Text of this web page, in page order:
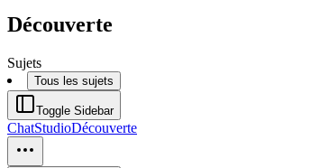
Découverte
Sujets
Tous les sujets
Toggle Sidebar
ChatStudioDécouverte